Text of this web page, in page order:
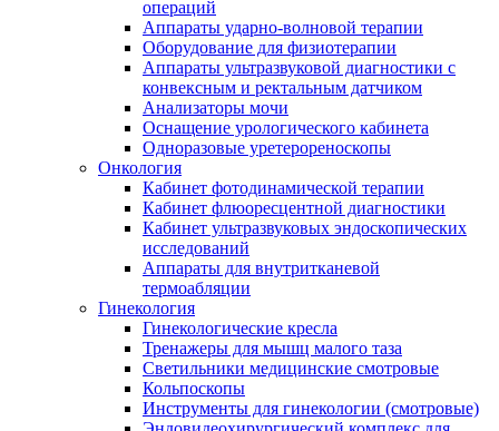
операций
Аппараты ударно-волновой терапии
Оборудование для физиотерапии
Аппараты ультразвуковой диагностики с
конвексным и ректальным датчиком
Анализаторы мочи
Оснащение урологического кабинета
Одноразовые уретерореноскопы
Онкология
Кабинет фотодинамической терапии
Кабинет флюоресцентной диагностики
Кабинет ультразвуковых эндоскопических
исследований
Аппараты для внутритканевой
термоабляции
Гинекология
Гинекологические кресла
Тренажеры для мышц малого таза
Светильники медицинские смотровые
Кольпоскопы
Инструменты для гинекологии (смотровые)